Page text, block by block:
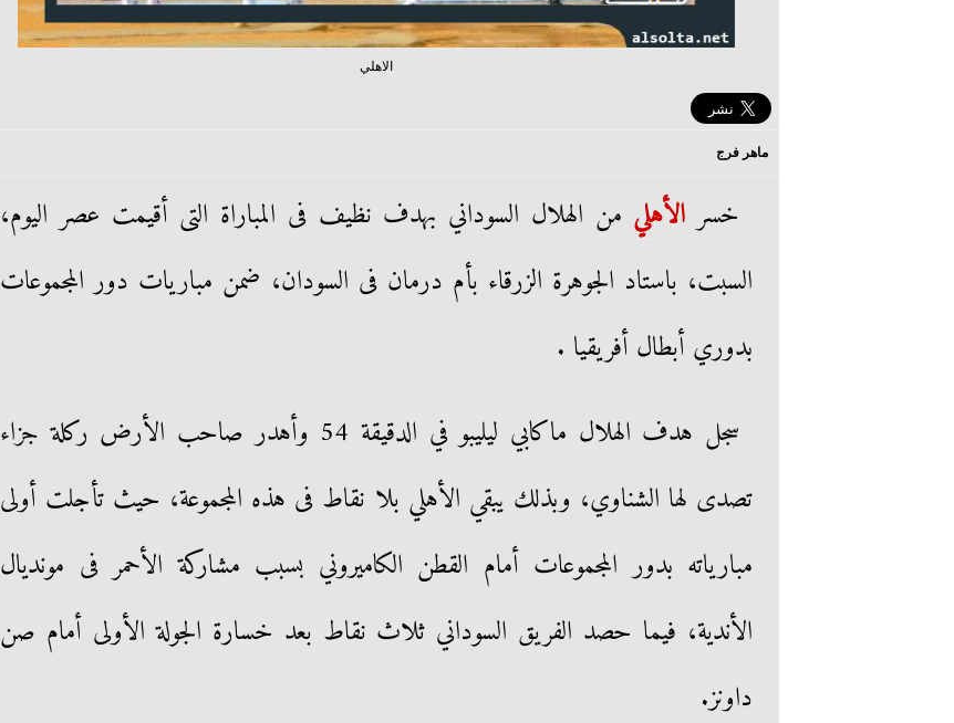
الاهلي
ماهر فرج
خسر الأهلي من الهلال السوداني بهدف نظيف فى المباراة التى أقيمت عصر اليوم،
السبت، باستاد الجوهرة الزرقاء بأم درمان فى السودان، ضمن مباريات دور المجموعات
بدوري أبطال أفريقيا .
سجل هدف الهلال ماكابي ليليبو في الدقيقة 54 وأهدر صاحب الأرض ركلة جزاء
تصدى لها الشناوي، وبذلك يبقي الأهلي بلا نقاط فى هذه المجموعة، حيث تأجلت أولى
مبارياته بدور المجموعات أمام القطن الكاميروني بسبب مشاركة الأحمر فى مونديال
الأندية، فيما حصد الفريق السوداني ثلاث نقاط بعد خسارة الجولة الأولى أمام صن
داونز.